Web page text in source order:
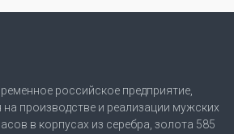
российское предприятие,
производстве и реализации мужских
в корпусах из серебра, золота 585